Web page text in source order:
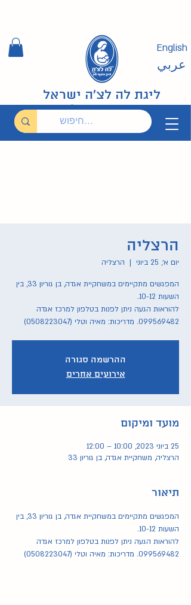
ליגת לה לצ'ה ישראל
English
عربي
הרצליה
יום א׳, 25 ביוני
  |
הרצליה
המפגשים מתקיימים במשחקיית אגדה, בן גוריון 33, בין
להוראות הגעה ניתן לפנות בטלפון למרכז אגדה
099569482. מדריכות: מאיה וטלי (0508223047)
ההרשמה סגורה
אירועים אחרים
מועד ומיקום
25 ביוני 2023, 10:00 – 12:00
הרצליה, משחקיית אגדה, בן גוריון 33
תיאור
המפגשים מתקיימים במשחקיית אגדה, בן גוריון 33, בין
השעות 10-12.
להוראות הגעה ניתן לפנות בטלפון למרכז אגדה
099569482. מדריכות: מאיה וטלי (0508223047)